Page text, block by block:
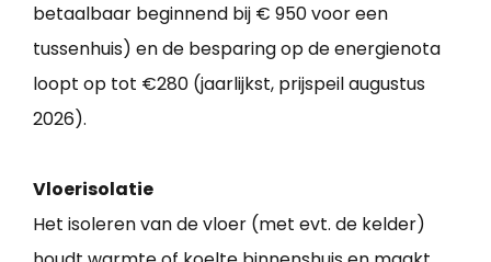
betaalbaar beginnend bij € 950 voor een
tussenhuis) en de besparing op de energienota
loopt op tot €280 (jaarlijkst, prijspeil augustus
2026).
Vloerisolatie
Het isoleren van de vloer (met evt. de kelder)